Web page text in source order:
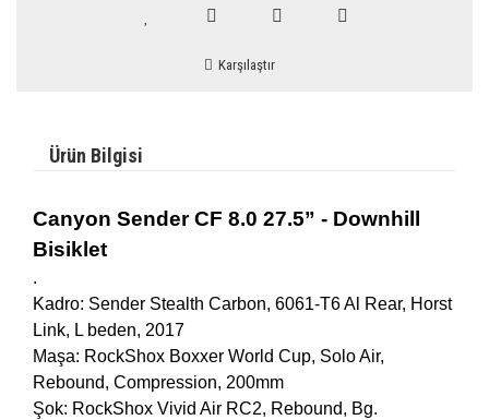
Karşılaştır
Ürün Bilgisi
Canyon Sender CF 8.0 27.5” - Downhill
Bisiklet
.
Kadro: Sender Stealth Carbon, 6061-T6 Al Rear, Horst
Link, L beden, 2017
Maşa: RockShox Boxxer World Cup, Solo Air,
Rebound, Compression, 200mm
Şok: RockShox Vivid Air RC2, Rebound, Bg.